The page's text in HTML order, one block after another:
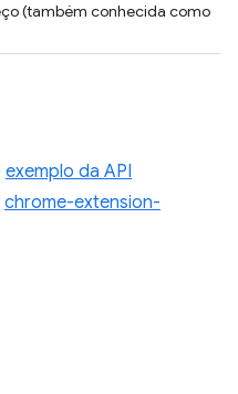
(também conhecida como
exemplo da API
chrome-extension-